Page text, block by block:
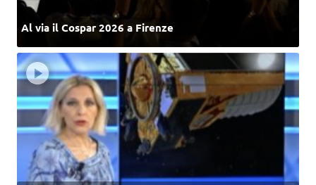
Al via il Cospar 2026 a Firenze